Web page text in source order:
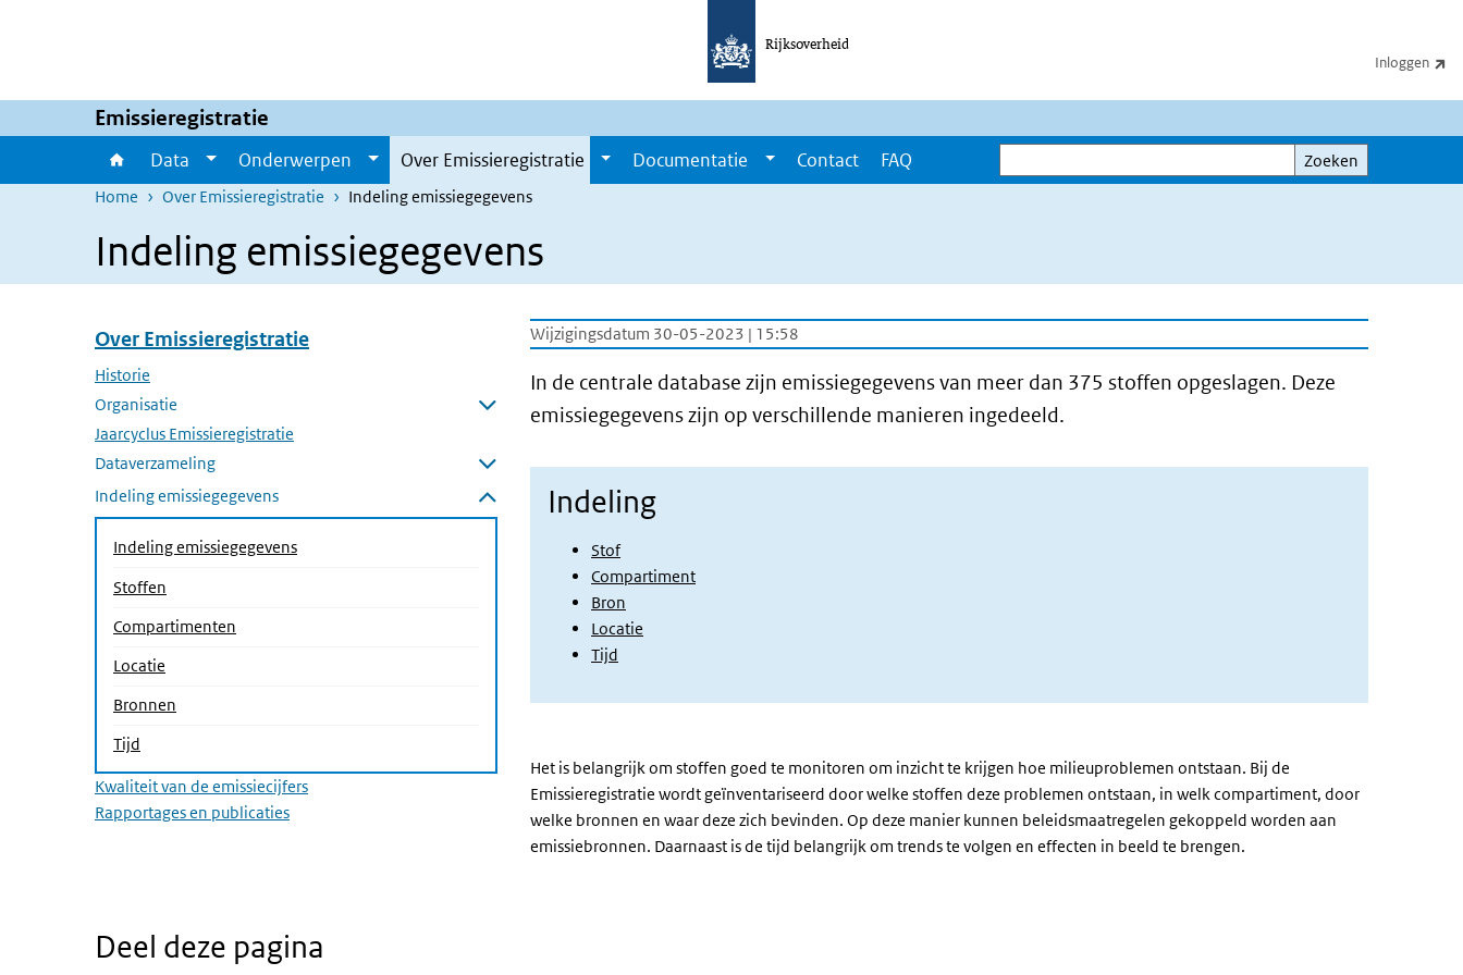
Rijksoverheid
Inloggen
Emissieregistratie
Data Onderwerpen Over Emissieregistratie Documentatie Contact FAQ
Zoeken
Zoeken
Home
Over Emissieregistratie Indeling emissiegegevens
Indeling emissiegegevens
Overslaan menu Over Emissieregistratie
Over Emissieregistratie
Historie
Organisatie
Submenu openen
Jaarcyclus Emissieregistratie
Dataverzameling
Submenu openen
Indeling emissiegegevens
Submenu sluiten
Indeling emissiegegevens(Actieve pagina)
Stoffen
Compartimenten
Locatie
Bronnen
Tijd
Kwaliteit van de emissiecijfers
Rapportages en publicaties
Wijzigingsdatum 30-05-2023 | 15:58
In de centrale database zijn emissiegegevens van meer dan 375 stoffen opgeslagen. Deze
emissiegegevens zijn op verschillende manieren ingedeeld.
Indeling
Stof
Compartiment
Bron
Locatie
Tijd
Het is belangrijk om stoffen goed te monitoren om inzicht te krijgen hoe milieuproblemen ontstaan. Bij de
Emissieregistratie wordt geïnventariseerd door welke stoffen deze problemen ontstaan, in welk compartiment, door
welke bronnen en waar deze zich bevinden. Op deze manier kunnen beleidsmaatregelen gekoppeld worden aan
emissiebronnen. Daarnaast is de tijd belangrijk om trends te volgen en effecten in beeld te brengen.
Deel deze pagina